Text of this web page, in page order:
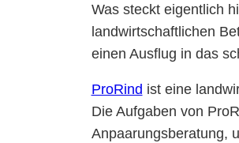
Was steckt eigentlich
landwirtschaftlichen
einen Ausflug in das
ProRind ist eine
Die Aufgaben von
Anpaarungsberatung,